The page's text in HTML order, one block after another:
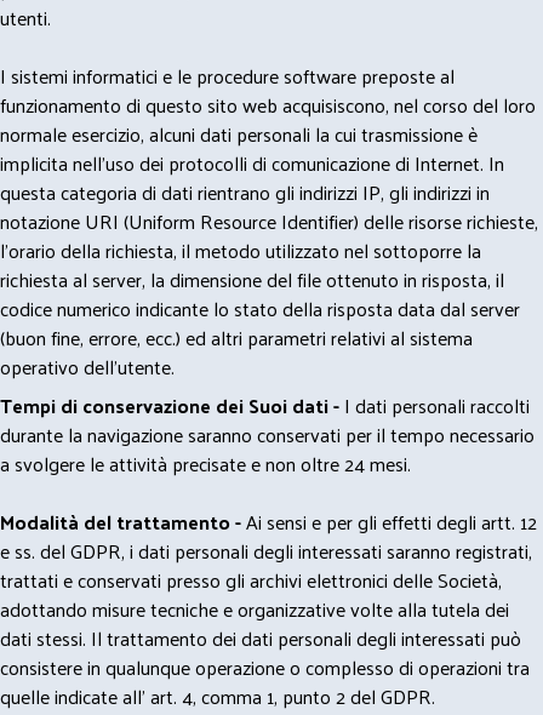
utenti.
I sistemi informatici e le procedure software preposte al
funzionamento di questo sito web acquisiscono, nel corso del loro
normale esercizio, alcuni dati personali la cui trasmissione è
implicita nell'uso dei protocolli di comunicazione di Internet. In
questa categoria di dati rientrano gli indirizzi IP, gli indirizzi in
notazione URI (Uniform Resource Identifier) delle risorse richieste,
l'orario della richiesta, il metodo utilizzato nel sottoporre la
richiesta al server, la dimensione del file ottenuto in risposta, il
codice numerico indicante lo stato della risposta data dal server
(buon fine, errore, ecc.) ed altri parametri relativi al sistema
operativo dell'utente.
Tempi di conservazione dei Suoi dati -I dati personali raccolti
durante la navigazione saranno conservati per il tempo necessario
a svolgere le attività precisate e non oltre 24 mesi.
Modalità del trattamento -Ai sensi e per gli effetti degli artt. 12
e ss. del GDPR, i dati personali degli interessati saranno registrati,
trattati e conservati presso gli archivi elettronici delle Società,
adottando misure tecniche e organizzative volte alla tutela dei
dati stessi. Il trattamento dei dati personali degli interessati può
consistere in qualunque operazione o complesso di operazioni tra
quelle indicate all' art. 4, comma 1, punto 2 del GDPR.